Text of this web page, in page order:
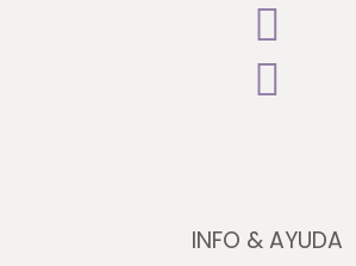
INFO & AYUDA